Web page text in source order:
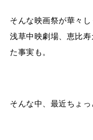
そんな映画祭が華々
浅草中映劇場、恵比
た事実も。
そんな中、最近ちょ